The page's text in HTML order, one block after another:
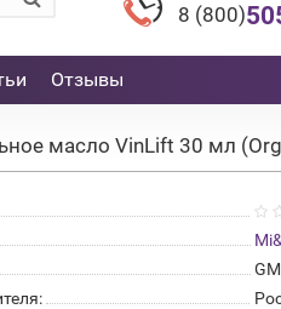
8 (800)
Отзывы
масло VinLift 30 мл